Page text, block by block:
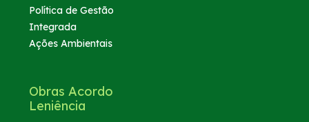
Política de Gestão
Integrada
Ações Ambientais
Obras Acordo
Leniência